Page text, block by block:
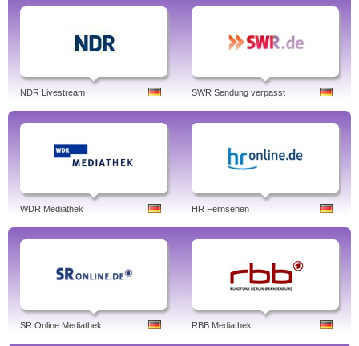
NDR Livestream SWR Sendung verpasst
WDR Mediathek HR Fernsehen
SR Online Mediathek RBB Mediathek